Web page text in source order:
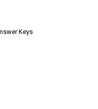
Keys